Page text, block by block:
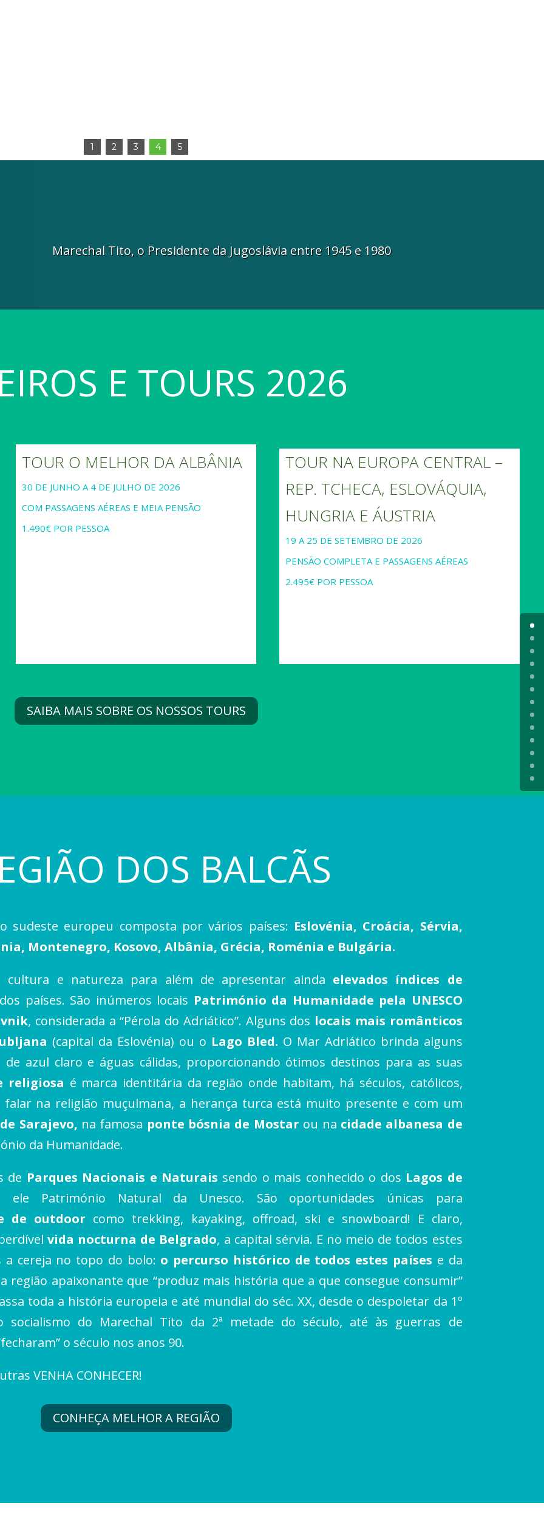
Marechal Tito, o Presidente da Jugoslávia entre 1945 e 1980
E TOURS 2026
TOUR O MELHOR DA ALBÂNIA
30 DE JUNHO A 4 DE JULHO DE 2026
COM PASSAGENS AÉREAS E MEIA PENSÃO
1.490€ POR PESSOA
TOUR NA EUROPA CENTRAL –
REP. TCHECA, ESLOVÁQUIA,
HUNGRIA E ÁUSTRIA
19 A 25 DE SETEMBRO DE 2026
PENSÃO COMPLETA E PASSAGENS AÉREAS
2.495€ POR PESSOA
SAIBA MAIS SOBRE OS NOSSOS TOURS
DOS BALCÃS
sudeste europeu composta por vários países: Eslovénia, Croácia, Sérvia,
Montenegro, Kosovo, Albânia, Grécia, Roménia e Bulgária.
e natureza para além de apresentar ainda elevados índices de
países. São inúmeros locais Património da Humanidade pela UNESCO
, considerada a “Pérola do Adriático”. Alguns dos locais mais românticos
(capital da Eslovénia) ou o Lago Bled. O Mar Adriático brinda alguns
azul claro e águas cálidas, proporcionando ótimos destinos para as suas
religiosa é marca identitária da região onde habitam, há séculos, católicos,
na religião muçulmana, a herança turca está muito presente e com um
Sarajevo, na famosa ponte bósnia de Mostar ou na cidade albanesa de
da Humanidade.
de Parques Nacionais e Naturais sendo o mais conhecido o dos Lagos de
ele Património Natural da Unesco. São oportunidades únicas para
de outdoor como trekking, kayaking, offroad, ski e snowboard! E claro,
vida nocturna de Belgrado, a capital sérvia. E no meio de todos estes
cereja no topo do bolo: o percurso histórico de todos estes países e da
região apaixonante que “produz mais história que a que consegue consumir”
toda a história europeia e até mundial do séc. XX, desde o despoletar da 1º
socialismo do Marechal Tito da 2ª metade do século, até às guerras de
o século nos anos 90.
VENHA CONHECER!
CONHEÇA MELHOR A REGIÃO